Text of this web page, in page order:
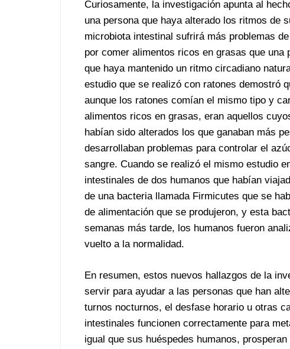
Curiosamente, la investigación apunta al
una persona que haya alterado los ritmos de
microbiota intestinal sufrirá más problemas
por comer alimentos ricos en grasas que una
que haya mantenido un ritmo circadiano
estudio que se realizó con ratones demostró
aunque los ratones comían el mismo tipo y
alimentos ricos en grasas, eran aquellos
habían sido alterados los que ganaban más
desarrollaban problemas para controlar el
sangre. Cuando se realizó el mismo estudio
intestinales de dos humanos que habían
de una bacteria llamada Firmicutes que se
de alimentación que se produjeron, y esta
semanas más tarde, los humanos fueron
vuelto a la normalidad.
En resumen, estos nuevos hallazgos de la
servir para ayudar a las personas que han
turnos nocturnos, el desfase horario u otras
intestinales funcionen correctamente para
igual que sus huéspedes humanos,